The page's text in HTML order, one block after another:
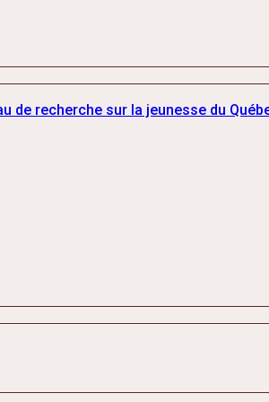
de recherche sur la jeunesse du